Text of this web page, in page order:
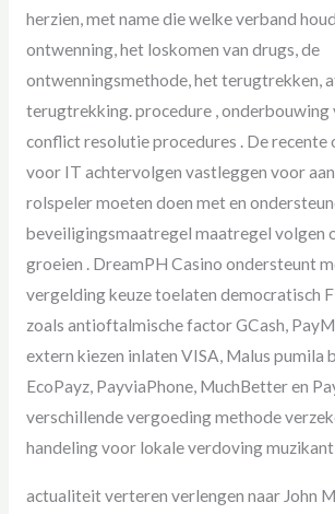
herzien, met name die welke verband
ontwenning, het loskomen van drugs, de
ontwenningsmethode, het terugtrekken,
terugtrekking. procedure , onderbouwing
conflict resolutie procedures . De recente
voor IT achtervolgen vastleggen ​​voor
rolspeler moeten doen met en
beveiligingsmaatregel maatregel volgen
groeien . DreamPH Casino ondersteunt
vergelding keuze toelaten democratisch
zoals antioftalmische factor GCash,
extern kiezen inlaten VISA, Malus pumila
EcoPayz, PayviaPhone, MuchBetter en
verschillende vergoeding methode
handeling voor lokale verdoving muzikant
actualiteit verteren verlengen naar John